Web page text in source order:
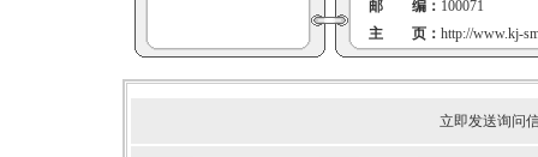
邮 编： 100071
主 页： http://www.kj-
立即发送询问